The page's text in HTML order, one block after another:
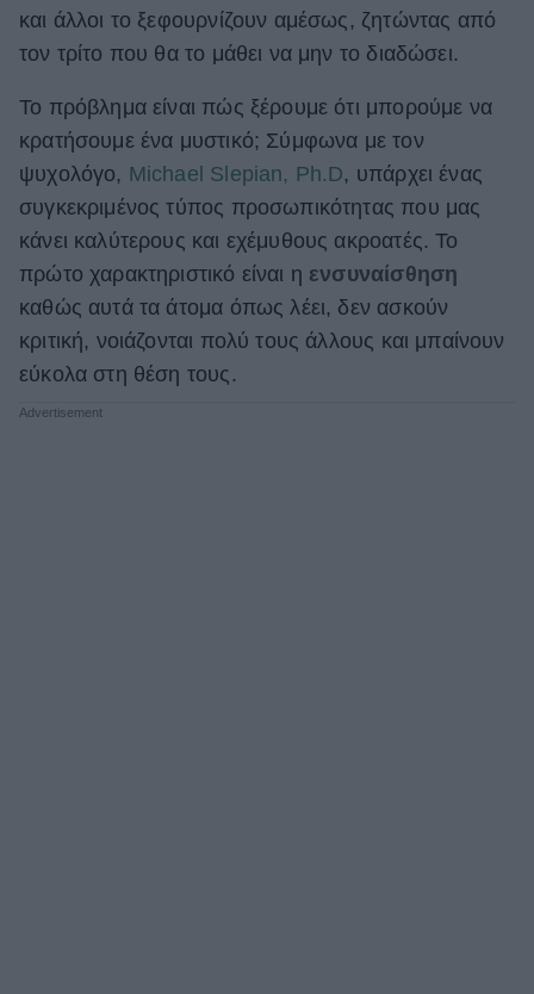
Αφιερώματα
ΒΟΞ
Χωρίς Ταμπέλες
Women's Forum
και άλλοι το ξεφουρνίζουν αμέσως, ζητώντας από
τον τρίτο που θα το μάθει να μην το διαδώσει.
Το πρόβλημα είναι πώς ξέρουμε ότι μπορούμε να
κρατήσουμε ένα μυστικό; Σύμφωνα με τον
ψυχολόγο, Michael Slepian, Ph.D, υπάρχει ένας
συγκεκριμένος τύπος προσωπικότητας που μας
κάνει καλύτερους και εχέμυθους ακροατές. Το
πρώτο χαρακτηριστικό είναι η ενσυναίσθηση
καθώς αυτά τα άτομα όπως λέει, δεν ασκούν
κριτική, νοιάζονται πολύ τους άλλους και μπαίνουν
εύκολα στη θέση τους.